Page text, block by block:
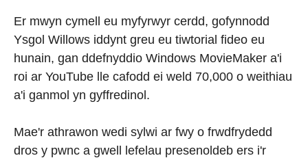
Er mwyn cymell eu myfyrwyr cerdd, gofynnodd
Ysgol Willows iddynt greu eu tiwtorial fideo eu
hunain, gan ddefnyddio Windows MovieMaker a'i
roi ar YouTube lle cafodd ei weld 70,000 o weithiau
a'i ganmol yn gyffredinol.
Mae'r athrawon wedi sylwi ar fwy o frwdfrydedd
dros y pwnc a gwell lefelau presenoldeb ers i'r